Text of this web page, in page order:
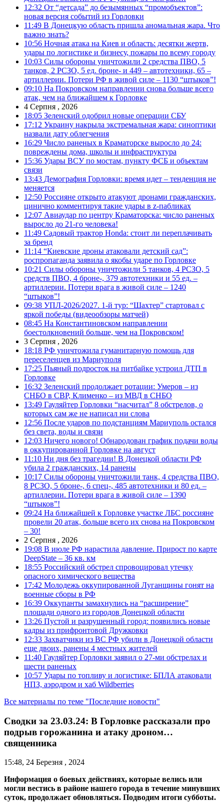
12:32 От “детсада” до безымянных “промобъектов”:
новая версия событий из Горловки
11:49 В Донецкую область пришла аномальная жара. Что
важно знать?
10:56 Ночная атака на Киев и область: десятки жертв,
удары по логистике и бизнесу, пожары по всему городу
10:03 Силы обороны уничтожили 2 средства ПВО, 5
танков, 2 РСЗО, 5 ед. броне- и 449 – автотехники, 65 –
артиллерии. Потери РФ в живой силе – 1130 “штыков”!
09:10 На Покровском направлении снова больше всего
атак, чем на ближайшем к Горловке
4 Серпня , 2026
18:05 Зеленский одобрил новые операции СБУ
17:12 Украину накрыла экстремальная жара: синоптики
назвали дату облегчения
16:29 Число раненых в Краматорске выросло до 24:
повреждены дома, школы и инфраструктура
15:36 Удары ВСУ по мостам, пункту ФСБ и объектам
связи
13:43 Демография Горловки: время идет – тенденция не
меняется
12:50 Россияне открыто атакуют дронами гражданских,
цинично комментируя такие удары в z-пабликах
12:07 Авиаудар по центру Краматорска: число раненых
выросло до 21-го человека!
11:49 Садовый трактор Honda: стоит ли переплачивать
за бренд
11:14 “Киевские дроны атаковали детский сад”:
роспропаганда заявила о якобы ударе по Горловке
10:21 Силы обороны уничтожили 5 танков, 4 РСЗО, 5
средств ПВО, 4 броне-, 379 автотехники и 55 ед. –
артиллерии. Потери врага в живой силе – 1240
“штыков”!
09:38 УПЛ-2026/2027. 1-й тур: “Шахтер” стартовал с
яркой победы (видеообзоры матчей)
08:45 На Константиновском направлении
боестолкновений больше, чем на Покровском!
3 Серпня , 2026
18:18 РФ уничтожила гуманитарную помощь для
переселенцев из Мариуполя
17:25 Пьяный подросток на питбайке устроил ДТП в
Горловке
16:32 Зеленский продолжает ротации: Умеров – из
СНБО в СВР, Клименко – из МВД в СНБО
13:49 Гауляйтер Горловки “насчитал” 8 обстрелов, о
которых сам же не написал ни слова
12:56 После ударов по подстанциям Мариуполь остался
без света, воды и связи
12:03 Ничего нового! Обнародован график подачи воды
в оккупированной Горловке на август
11:10 Ни дня без трагедии! В Донецкой области РФ
убила 2 гражданских, 14 ранены
10:17 Силы обороны уничтожили танк, 4 средства ПВО,
8 РСЗО, 5 броне-, 6 спец-, 485 автотехники и 80 ед. –
артиллерии. Потери врага в живой силе – 1390
“штыков”!
09:24 На ближайшей к Горловке участке ЛБС россияне
провели 20 атак, больше всего их снова на Покровском
– 30!
2 Серпня , 2026
19:08 В июле РФ нарастила давление. Прирост по карте
DeepState – 36 кв. км
18:55 Российский обстрел спровоцировал утечку
опасного химического вещества
17:42 Молодежь оккупированной Луганщины гонят на
военные сборы в РФ
16:39 Оккупанты замахнулись на “расширение”
площади одного из городов Донецкой области
13:26 Пустой и разрушенный город: появились новые
кадры из прифронтовой Дружковки
12:33 Захватчики из ВС РФ убили в Донецкой области
еще двоих, ранены 4 местных жителей
11:40 Гауляйтер Горловки заявил о 27-ми обстрелах и
шести раненых
10:57 Удары по топливу и логистике: БПЛА атаковали
НПЗ, аэродром и хаб Wildberries
Все материалы по теме "Последние новости"
Сводки за 23.03.24: В Горловке рассказали про
подрыв горожанина и атаку дроном…
священника
15:48, 24 Березня , 2024
Информация о боевых действиях, которые велись или
могли вестись в районе нашего города в течение минувших
суток, продолжает обновляться. Подводим итоги субботы.